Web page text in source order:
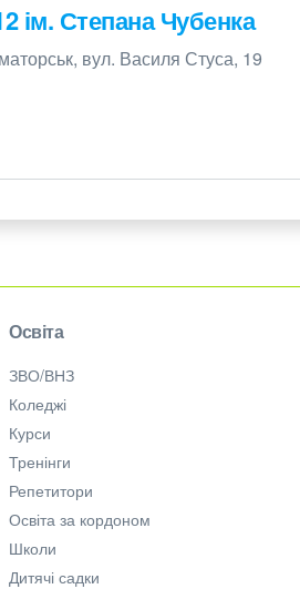
ім. Степана Чубенка
вул. Василя Стуса, 19
Освіта
ЗВО/ВНЗ
Коледжі
Курси
Тренінги
Репетитори
Освіта за кордоном
Школи
Дитячі садки